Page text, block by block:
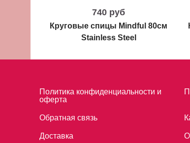
740 руб
Круговые спицы Mindful 80см
Stainless Steel
Политика конфиденциальности и
оферта
Обратная связь
Доставка